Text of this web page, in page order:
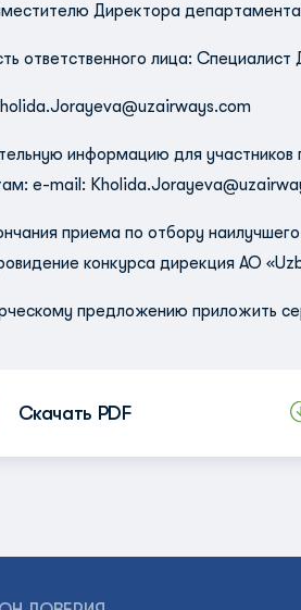
Директора
ответственного лица:
информацию для
e-mail:
приема по отбору
конкурса дирекция АО
предложению приложить
Скачать PDF